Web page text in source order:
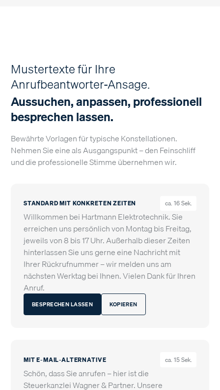
Mustertexte für Ihre
Anrufbeantworter-Ansage.
Aussuchen, anpassen, professionell
besprechen lassen.
Bewährte Vorlagen für typische Konstellationen.
Nehmen Sie eine als Ausgangspunkt – den Feinschliff
und die professionelle Stimme übernehmen wir.
STANDARD MIT KONKRETEN ZEITEN ca. 16 Sek.
Willkommen bei Hartmann Elektrotechnik. Sie
erreichen uns persönlich von Montag bis Freitag,
jeweils von 8 bis 17 Uhr. Außerhalb dieser Zeiten
hinterlassen Sie uns gerne eine Nachricht mit
Ihrer Rückrufnummer – wir melden uns am
nächsten Werktag bei Ihnen. Vielen Dank für Ihren
Anruf.
BESPRECHEN LASSEN KOPIEREN
MIT E-MAIL-ALTERNATIVE ca. 15 Sek.
Schön, dass Sie anrufen – hier ist die
Steuerkanzlei Wagner & Partner. Unsere